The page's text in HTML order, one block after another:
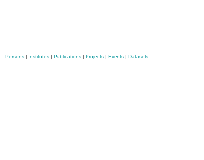
Persons| Institutes| Publications| Projects| Events| Datasets